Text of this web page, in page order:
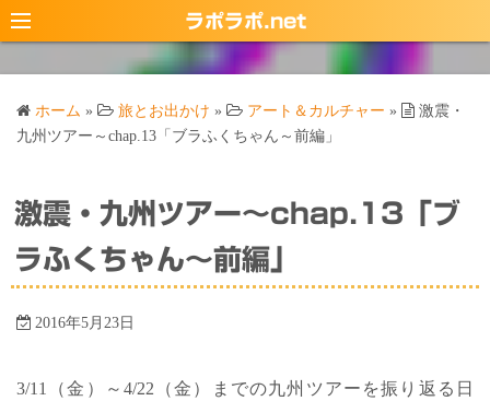
コ
ン
キ
ラポラポ.net
ホーム » 旅とお出かけ » アート＆カルチャー »
激震・
九州ツアー～chap.13「ブラふくちゃん～前編」
激震・九州ツアー～chap.13「ブ
ラふくちゃん～前編」
2016年5月23日
3/11（金）～4/22（金）までの九州ツアーを振り返る日